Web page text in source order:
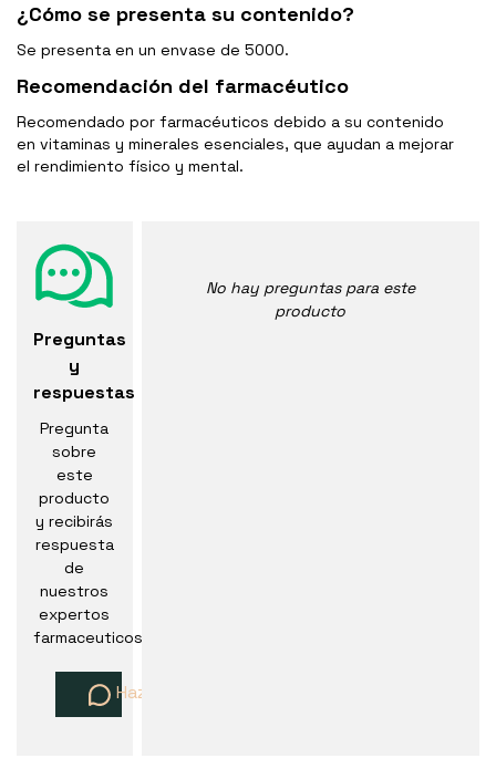
¿Cómo se presenta su contenido?
Se presenta en un envase de 5000.
Recomendación del farmacéutico
Recomendado por farmacéuticos debido a su contenido
en vitaminas y minerales esenciales, que ayudan a mejorar
el rendimiento físico y mental.
Preguntas
y
respuestas
Pregunta
sobre
este
producto
y recibirás
respuesta
de
nuestros
expertos
farmaceuticos
Haz una pregunta
No hay preguntas para este
producto